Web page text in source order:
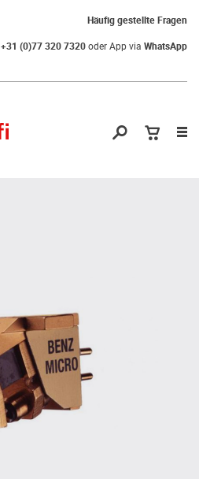
Häufig gestellte Fragen
+31 (0)77 320 7320oder App via WhatsApp